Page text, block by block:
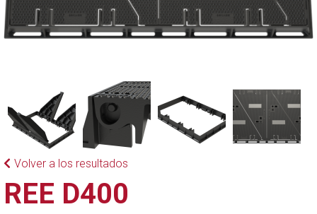
Volver a los resultados
REE D400